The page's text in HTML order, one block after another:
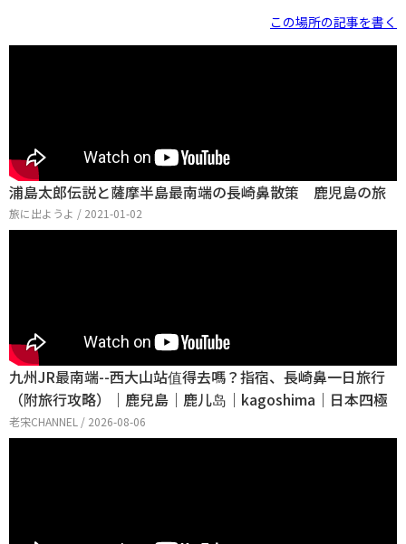
この場所の記事を書く
浦島太郎伝説と薩摩半島最南端の長崎鼻散策 鹿児島の旅
旅に出ようよ / 2021-01-02
九州JR最南端--西大山站值得去嗎？指宿、長崎鼻一日旅行
（附旅行攻略）｜鹿兒島｜鹿儿岛｜kagoshima｜日本四極
老宋CHANNEL / 2026-08-06